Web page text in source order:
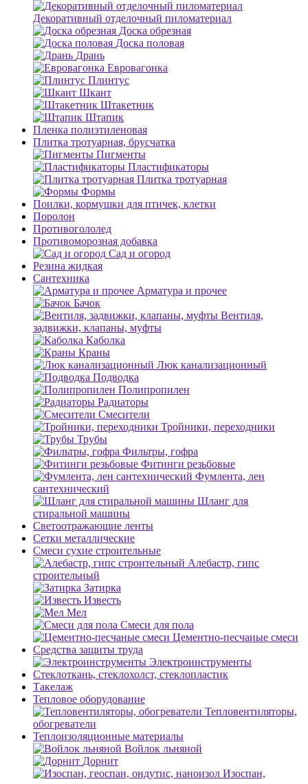
Декоративный отделочный пиломатериал
Доска обрезная
Доска половая
Дрань
Евровагонка
Плинтус
Шкант
Штакетник
Штапик
Пленка полиэтиленовая
Плитка тротуарная, брусчатка
Пигменты
Пластификаторы
Плитка тротуарная
Формы
Поилки, кормушки для птичек, клетки
Поролон
Противогололед
Противоморозная добавка
Сад и огород
Резина жидкая
Сантехника
Арматура и прочее
Бачок
Вентиля,
задвижки, клапаны, муфты
Каболка
Краны
Люк канализационный
Подводка
Полипропилен
Радиаторы
Смесители
Тройники, переходники
Трубы
Фильтры, гофра
Фитинги резьбовые
Фумлента, лен
сантехнический
Шланг для
стиральной машины
Светоотражающие ленты
Сетки металлические
Смеси сухие строительные
Алебастр, гипс
строительный
Затирка
Известь
Мел
Смеси для пола
Цементно-песчаные смеси
Средства защиты труда
Электроинструменты
Стеклоткань, стеклохолст, стеклопластик
Такелаж
Тепловое оборудование
Тепловентиляторы,
обогреватели
Теплоизоляционные материалы
Войлок льняной
Дорнит
Изоспан,